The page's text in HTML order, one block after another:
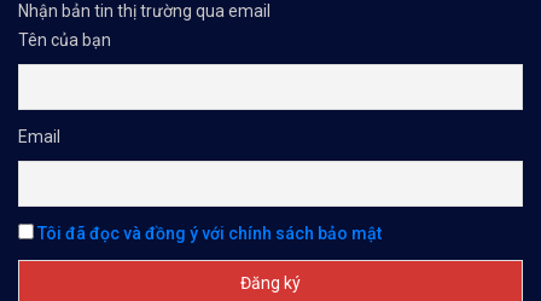
Nhận bản tin thị trường qua email
Tên của bạn
Email
Tôi đã đọc và đồng ý với chính sách bảo mật